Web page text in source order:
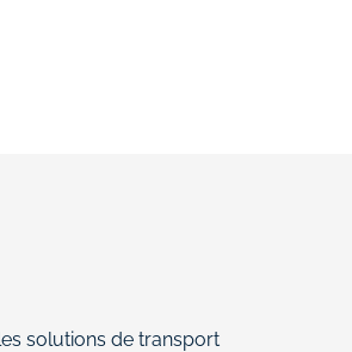
solutions de transport